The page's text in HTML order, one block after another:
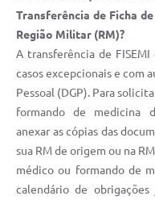
Transferência de Ficha
Região Militar (RM)?
A transferência de
casos excepcionais e com
Pessoal (DGP). Para
formando de medicina
anexar as cópias das
sua RM de origem ou na
médico ou formando de
calendário de